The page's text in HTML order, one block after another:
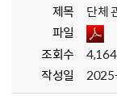
제목
단체
파일
조회수
4,164
작성일